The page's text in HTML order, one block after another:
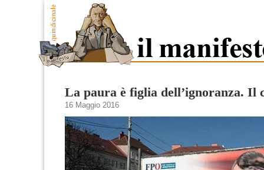
La paura è figlia dell’ignoranza. Il
16 Maggio 2016